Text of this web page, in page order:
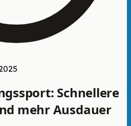
Schnellere
mehr Ausdauer